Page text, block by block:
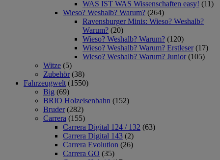
WAS IST WAS Wissenschaften easy! (11)
Wieso? Weshalb? Warum? (264)
Ravensburger Minis: Wieso? Weshalb?
Warum? (20)
Wieso? Weshalb? Warum? (120)
Wieso? Weshalb? Warum? Erstleser (17)
Wieso? Weshalb? Warum? Junior (105)
Witze (5)
Zubehör (38)
Fahrzeugwelt (1550)
Big (69)
BRIO Holzeisenbahn (152)
Bruder (282)
Carrera (155)
Carrera Digital 124 / 132 (63)
Carrera Digital 143 (2)
Carrera Evolution (26)
Carrera GO (35)